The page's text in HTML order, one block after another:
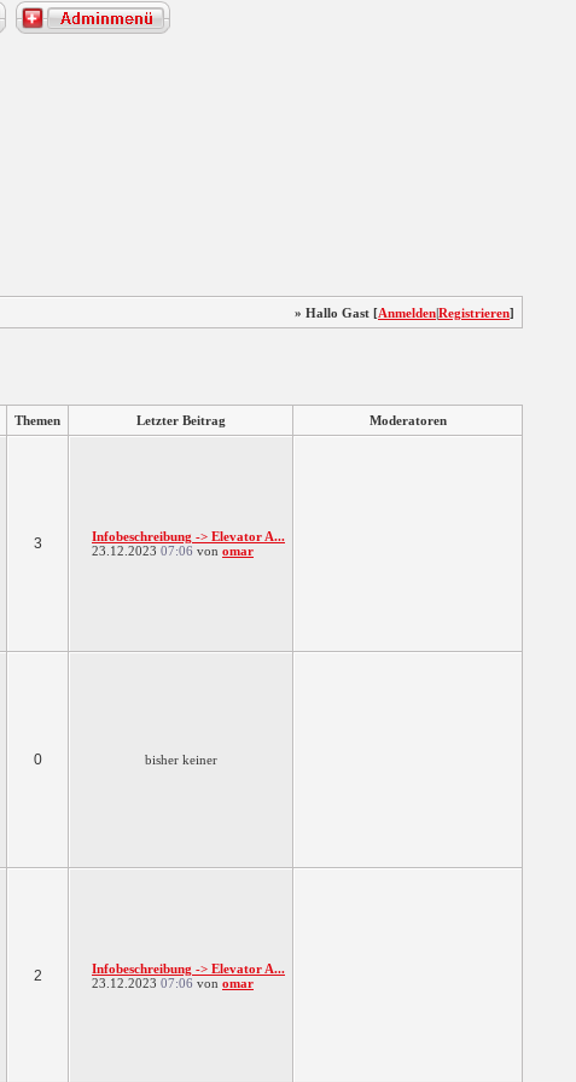
» Hallo Gast [Anmelden|Registrieren]
Themen Letzter Beitrag Moderatoren
3
Infobeschreibung -> Elevator A...
23.12.2023 07:06 von omar
0 bisher keiner
2
Infobeschreibung -> Elevator A...
23.12.2023 07:06 von omar